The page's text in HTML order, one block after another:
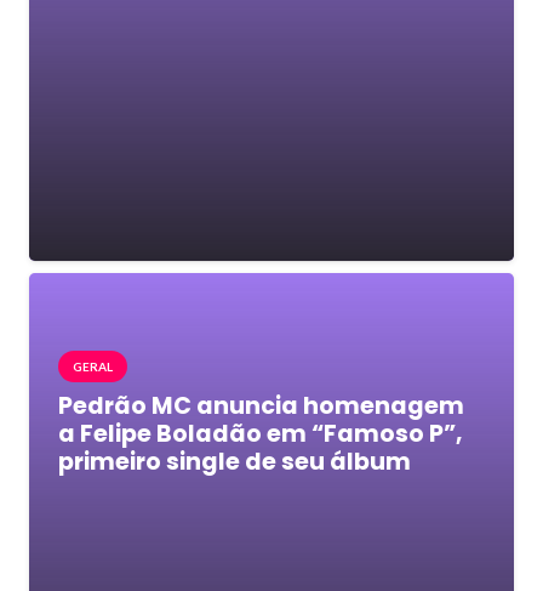
GERAL
Pedrão MC anuncia homenagem
a Felipe Boladão em “Famoso P”,
primeiro single de seu álbum